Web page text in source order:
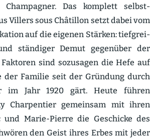
Champagner. Das komplett selbst­
Villers sous Châtillon setzt dabei vom
auf die eigenen Stärken: tiefgrei­
ständiger Demut gegenüber der
sind sozusagen die Hefe auf
der Familie seit der Gründung durch
im Jahr 1920 gärt. Heute führen
Charpentier gemeinsam mit ihren
und Marie-Pierre die Geschicke des
den Geist ihres Erbes mit jeder